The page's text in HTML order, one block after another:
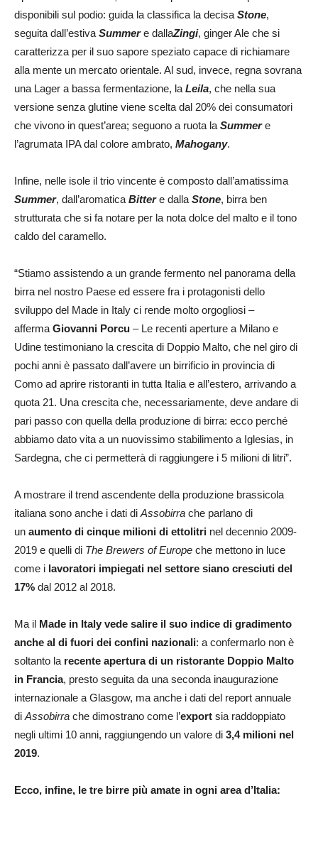
disponibili sul podio: guida la classifica la decisa Stone,
seguita dall’estiva Summere dallaZingi, ginger Ale che si
caratterizza per il suo sapore speziato capace di richiamare
alla mente un mercato orientale. Al sud, invece, regna sovrana
una Lager a bassa fermentazione, la Leila, che nella sua
versione senza glutine viene scelta dal 20% dei consumatori
che vivono in quest’area; seguono a ruota la Summere
l’agrumata IPA dal colore ambrato, Mahogany.
Infine, nelle isole il trio vincente è composto dall’amatissima
Summer, dall’aromatica Bittere dalla Stone, birra ben
strutturata che si fa notare per la nota dolce del malto e il tono
caldo del caramello.
“Stiamo assistendo a un grande fermento nel panorama della
birra nel nostro Paese ed essere fra i protagonisti dello
sviluppo del Made in Italy ci rende molto orgogliosi –
afferma Giovanni Porcu – Le recenti aperture a Milano e
Udine testimoniano la crescita di Doppio Malto, che nel giro di
pochi anni è passato dall’avere un birrificio in provincia di
Como ad aprire ristoranti in tutta Italia e all’estero, arrivando a
quota 21. Una crescita che, necessariamente, deve andare di
pari passo con quella della produzione di birra: ecco perché
abbiamo dato vita a un nuovissimo stabilimento a Iglesias, in
Sardegna, che ci permetterà di raggiungere i 5 milioni di litri”.
A mostrare il trend ascendente della produzione brassicola
italiana sono anche i dati di Assobirra che parlano di
un aumento di cinque milioni di ettolitri nel decennio 2009-
2019 e quelli di The Brewers of Europe che mettono in luce
come i lavoratori impiegati nel settore siano cresciuti del
17% dal 2012 al 2018.
Ma il Made in Italy vede salire il suo indice di gradimento
anche al di fuori dei confini nazionali: a confermarlo non è
soltanto la recente apertura di un ristorante Doppio Malto
in Francia, presto seguita da una seconda inaugurazione
internazionale a Glasgow, ma anche i dati del report annuale
di Assobirra che dimostrano come l’export sia raddoppiato
negli ultimi 10 anni, raggiungendo un valore di 3,4 milioni nel
2019.
Ecco, infine, le tre birre più amate in ogni area d’Italia: